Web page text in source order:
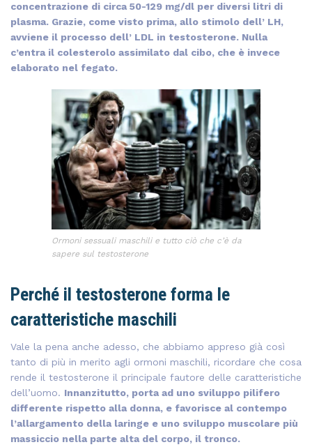
concentrazione di circa 50-129 mg/dl per diversi litri di
plasma. Grazie, come visto prima, allo stimolo dell’ LH,
avviene il processo dell’ LDL in testosterone. Nulla
c’entra il colesterolo assimilato dal cibo, che è invece
elaborato nel fegato.
Ormoni sessuali maschili e tutto ciò che c’è da
sapere sul testosterone
Perché il testosterone forma le
caratteristiche maschili
Vale la pena anche adesso, che abbiamo appreso già così
tanto di più in merito agli ormoni maschili, ricordare che cosa
rende il testosterone il principale fautore delle caratteristiche
dell’uomo. Innanzitutto, porta ad uno sviluppo pilifero
differente rispetto alla donna, e favorisce al contempo
l’allargamento della laringe e uno sviluppo muscolare più
massiccio nella parte alta del corpo, il tronco.